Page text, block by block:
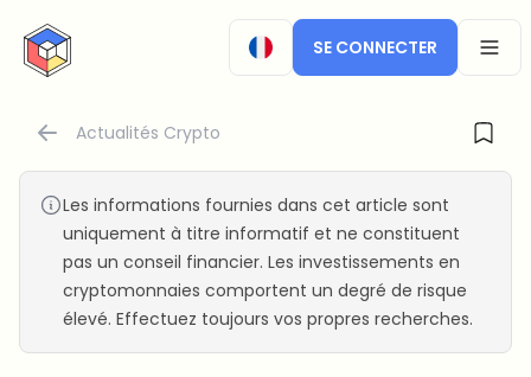
CryptoTicker
SE CONNECTER
Actualités Crypto
Les informations fournies dans cet article sont
uniquement à titre informatif et ne constituent
pas un conseil financier. Les investissements en
cryptomonnaies comportent un degré de risque
élevé. Effectuez toujours vos propres recherches.